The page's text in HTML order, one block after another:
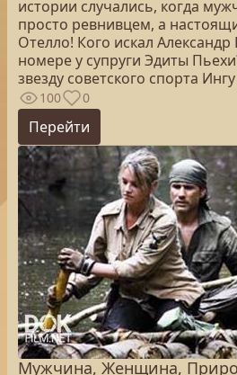
истории случались, когда
просто ревнивцем, а
Отелло! Кого искал
номере у супруги Эдиты
звезду советского спорта
100 0
Перейти
Мужчина, Женщина,